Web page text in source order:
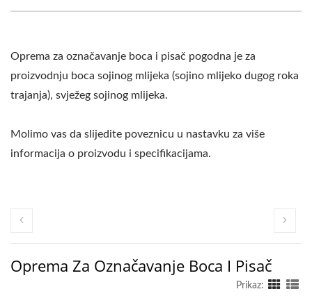
Oprema za označavanje boca i pisač pogodna je za
proizvodnju boca sojinog mlijeka (sojino mlijeko dugog roka
trajanja), svježeg sojinog mlijeka.
Molimo vas da slijedite poveznicu u nastavku za više
informacija o proizvodu i specifikacijama.
Oprema Za Označavanje Boca I Pisač
Prikaz: